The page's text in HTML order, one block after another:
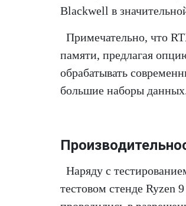
Blackwell в
Примечательно, что
памяти, предлагая
обрабатывать
большие наборы
Наряду с
тестовом стенде Ryzen